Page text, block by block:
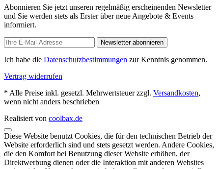
Abonnieren Sie jetzt unseren regelmäßig erscheinenden Newsletter
und Sie werden stets als Erster über neue Angebote & Events
informiert.
Newsletter abonnieren
Ich habe die Datenschutzbestimmungen zur Kenntnis genommen.
Vertrag widerrufen
* Alle Preise inkl. gesetzl. Mehrwertsteuer zzgl. Versandkosten,
wenn nicht anders beschrieben
Realisiert von coolbax.de
Diese Website benutzt Cookies, die für den technischen Betrieb der
Website erforderlich sind und stets gesetzt werden. Andere Cookies,
die den Komfort bei Benutzung dieser Website erhöhen, der
Direktwerbung dienen oder die Interaktion mit anderen Websites